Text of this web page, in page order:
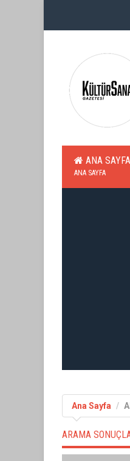
ANA SAYFA
ANA SAYFA
Ana Sayfa
ARAMA